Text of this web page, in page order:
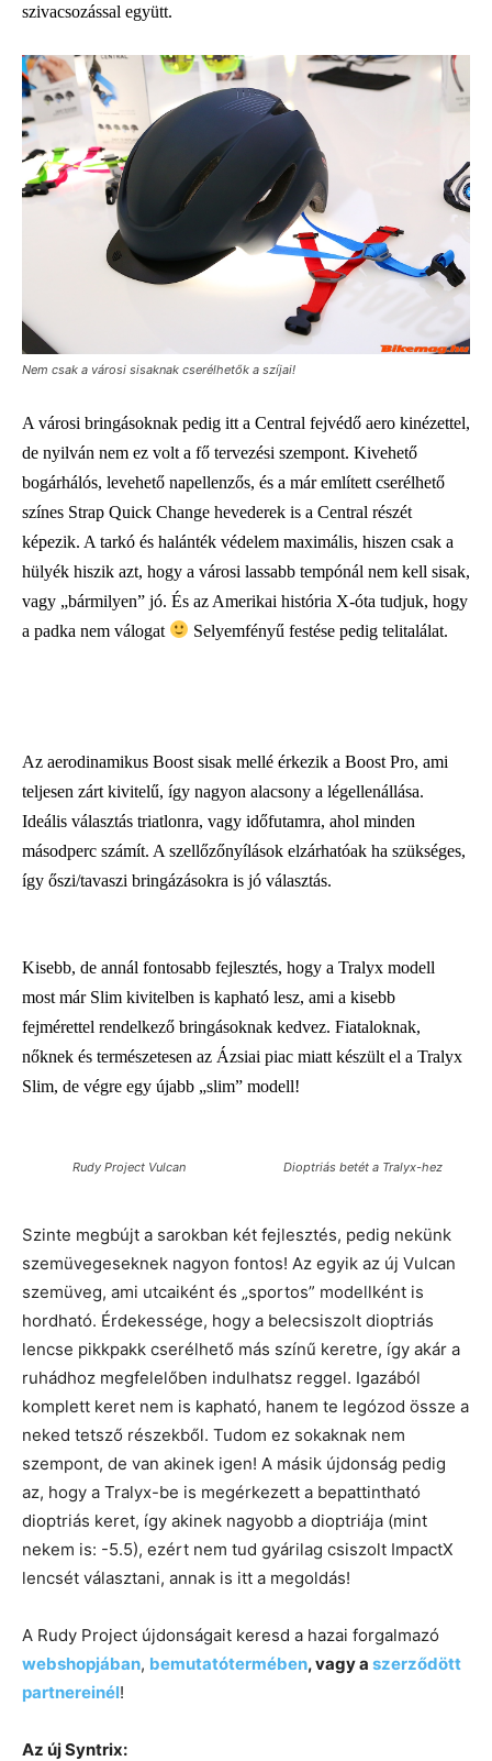
szivacsozással együtt.
Nem csak a városi sisaknak cserélhetők a szíjai!
A városi bringásoknak pedig itt a Central fejvédő aero kinézettel,
de nyilván nem ez volt a fő tervezési szempont. Kivehető
bogárhálós, levehető napellenzős, és a már említett cserélhető
színes Strap Quick Change hevederek is a Central részét
képezik. A tarkó és halánték védelem maximális, hiszen csak a
hülyék hiszik azt, hogy a városi lassabb tempónál nem kell sisak,
vagy „bármilyen” jó. És az Amerikai história X-óta tudjuk, hogy
a padka nem válogat
Selyemfényű festése pedig telitalálat.
Az aerodinamikus Boost sisak mellé érkezik a Boost Pro, ami
teljesen zárt kivitelű, így nagyon alacsony a légellenállása.
Ideális választás triatlonra, vagy időfutamra, ahol minden
másodperc számít. A szellőzőnyílások elzárhatóak ha szükséges,
így őszi/tavaszi bringázásokra is jó választás.
Kisebb, de annál fontosabb fejlesztés, hogy a Tralyx modell
most már Slim kivitelben is kapható lesz, ami a kisebb
fejmérettel rendelkező bringásoknak kedvez. Fiataloknak,
nőknek és természetesen az Ázsiai piac miatt készült el a Tralyx
Slim, de végre egy újabb „slim” modell!
Rudy Project Vulcan Dioptriás betét a Tralyx-hez
Szinte megbújt a sarokban két fejlesztés, pedig nekünk
szemüvegeseknek nagyon fontos! Az egyik az új Vulcan
szemüveg, ami utcaiként és „sportos” modellként is
hordható. Érdekessége, hogy a belecsiszolt dioptriás
lencse pikkpakk cserélhető más színű keretre, így akár a
ruhádhoz megfelelőben indulhatsz reggel. Igazából
komplett keret nem is kapható, hanem te legózod össze a
neked tetsző részekből. Tudom ez sokaknak nem
szempont, de van akinek igen! A másik újdonság pedig
az, hogy a Tralyx-be is megérkezett a bepattintható
dioptriás keret, így akinek nagyobb a dioptriája (mint
nekem is: -5.5), ezért nem tud gyárilag csiszolt ImpactX
lencsét választani, annak is itt a megoldás!
A Rudy Project újdonságait keresd a hazai forgalmazó
webshopjában, bemutatótermében, vagy a szerződött
partnereinél!
Az új Syntrix: